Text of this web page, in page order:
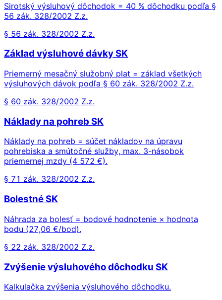
Sirotský výsluhový dôchodok = 40 % dôchodku podľa §
56 zák. 328/2002 Z.z.
§ 56 zák. 328/2002 Z.z.
Základ výsluhové dávky SK
Priemerný mesačný služobný plat = základ všetkých
výsluhových dávok podľa § 60 zák. 328/2002 Z.z.
§ 60 zák. 328/2002 Z.z.
Náklady na pohreb SK
Náklady na pohreb = súčet nákladov na úpravu
pohrebiska a smútočné služby, max. 3-násobok
priemernej mzdy (4 572 €).
§ 71 zák. 328/2002 Z.z.
Bolestné SK
Náhrada za bolesť = bodové hodnotenie × hodnota
bodu (27,06 €/bod).
§ 22 zák. 328/2002 Z.z.
Zvýšenie výsluhového dôchodku SK
Kalkulačka zvýšenia výsluhového dôchodku.